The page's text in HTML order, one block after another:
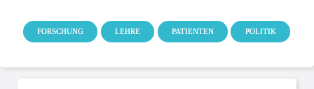
FORSCHUNG LEHRE PATIENTEN POLITIK